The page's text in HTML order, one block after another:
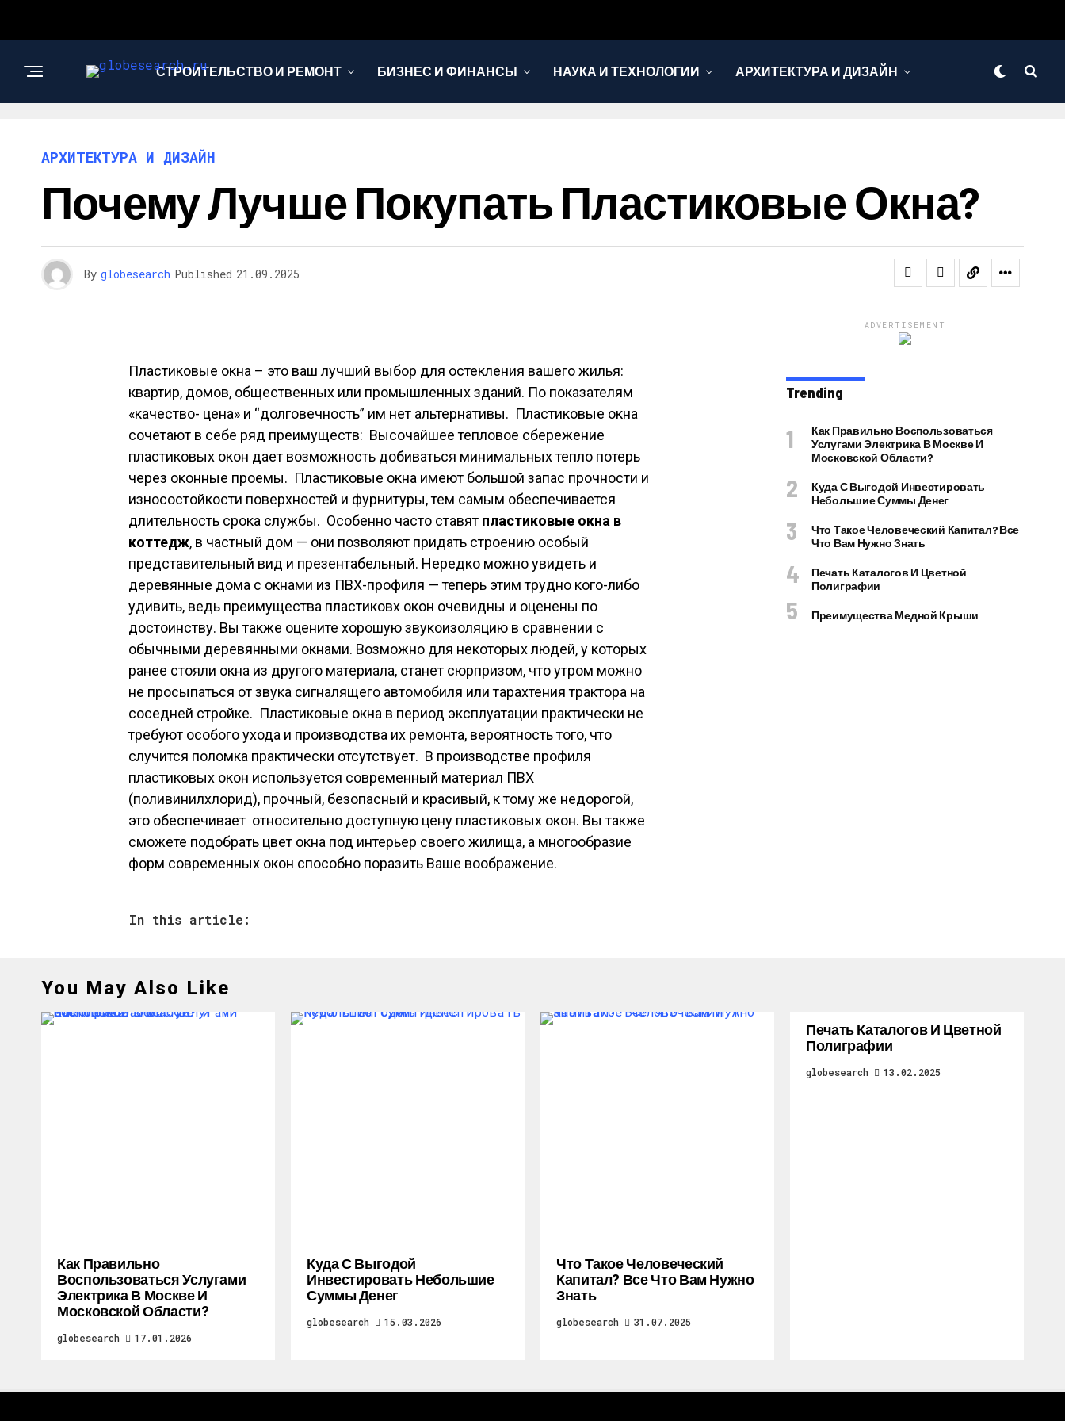
СТРОИТЕЛЬСТВО И РЕМОНТ БИЗНЕС И ФИНАНСЫ НАУКА И ТЕХНОЛОГИИ АРХИТЕКТУРА И ДИЗАЙН
АРХИТЕКТУРА И ДИЗАЙН
Почему Лучше Покупать Пластиковые Окна?
By globesearch Published 21.09.2025
Пластиковые окна – это ваш лучший выбор для остекления вашего жилья:
квартир, домов, общественных или промышленных зданий. По показателям
«качество- цена» и “долговечность” им нет альтернативы. Пластиковые окна
сочетают в себе ряд преимуществ: Высочайшее тепловое сбережение
пластиковых окон дает возможность добиваться минимальных тепло потерь
через оконные проемы. Пластиковые окна имеют большой запас прочности и
износостойкости поверхностей и фурнитуры, тем самым обеспечивается
длительность срока службы. Особенно часто ставят пластиковые окна в
коттедж, в частный дом — они позволяют придать строению особый
представительный вид и презентабельный. Нередко можно увидеть и
деревянные дома с окнами из ПВХ-профиля — теперь этим трудно кого-либо
удивить, ведь преимущества пластиковх окон очевидны и оценены по
достоинству. Вы также оцените хорошую звукоизоляцию в сравнении с
обычными деревянными окнами. Возможно для некоторых людей, у которых
ранее стояли окна из другого материала, станет сюрпризом, что утром можно
не просыпаться от звука сигналящего автомобиля или тарахтения трактора на
соседней стройке. Пластиковые окна в период эксплуатации практически не
требуют особого ухода и производства их ремонта, вероятность того, что
случится поломка практически отсутствует. В производстве профиля
пластиковых окон используется современный материал ПВХ
(поливинилхлорид), прочный, безопасный и красивый, к тому же недорогой,
это обеспечивает относительно доступную цену пластиковых окон. Вы также
сможете подобрать цвет окна под интерьер своего жилища, а многообразие
форм современных окон способно поразить Ваше воображение.
In this article:
ADVERTISEMENT
Trending
Как Правильно Воспользоваться
Услугами Электрика В Москве И
Московской Области?
Куда С Выгодой Инвестировать
Небольшие Суммы Денег
Что Такое Человеческий Капитал? Все
Что Вам Нужно Знать
Печать Каталогов И Цветной
Полиграфии
Преимущества Медной Крыши
You May Also Like
Как Правильно
Воспользоваться Услугами
Электрика В Москве И
Московской Области?
globesearch 17.01.2026
Куда С Выгодой
Инвестировать Небольшие
Суммы Денег
globesearch 15.03.2026
Что Такое Человеческий
Капитал? Все Что Вам Нужно
Знать
globesearch 31.07.2025
Печать Каталогов И Цветной
Полиграфии
globesearch 13.02.2025